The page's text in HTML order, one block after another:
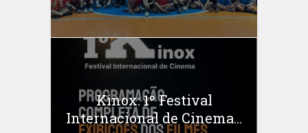
Kinox: 1º Festival
Internacional de Cinema...